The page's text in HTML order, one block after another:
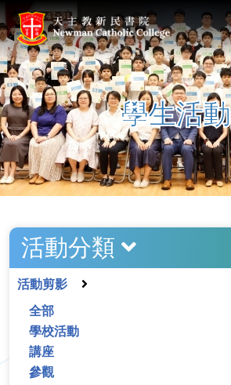
學生活動
活動分類
活動剪影
全部
學校活動
講座
參觀